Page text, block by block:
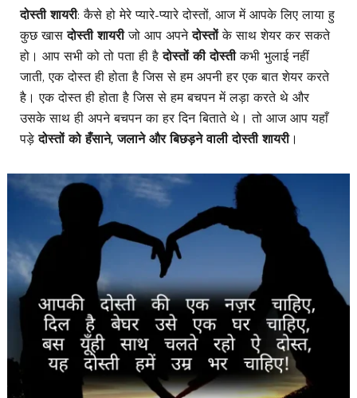
दोस्ती शायरी: कैसे हो मेरे प्यारे-प्यारे दोस्तों, आज में आपके लिए लाया हु
कुछ खासदोस्ती शायरीजो आप अपनेदोस्तोंके साथ शेयर कर सकते
हो। आप सभी को तो पता ही हैदोस्तों की दोस्तीकभी भुलाई नहीं
जाती, एक दोस्त ही होता है जिस से हम अपनी हर एक बात शेयर करते
है। एक दोस्त ही होता है जिस से हम बचपन में लड़ा करते थे और
उसके साथ ही अपने बचपन का हर दिन बिताते थे। तो आज आप यहाँ
पड़ेदोस्तों को हँसाने, जलाने और बिछड़ने वाली दोस्ती शायरी।